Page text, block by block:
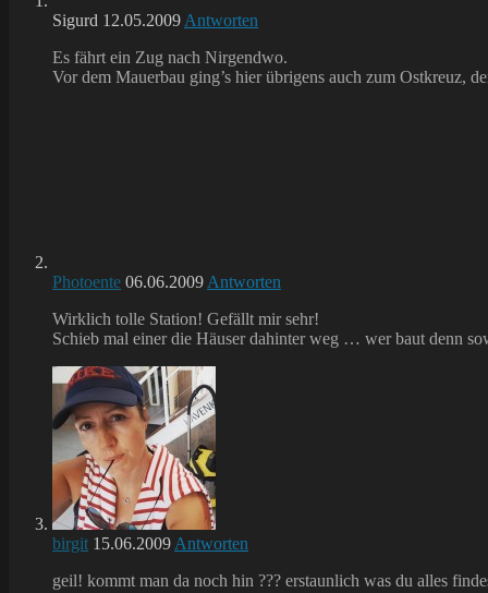
Sigurd 12.05.2009 Antworten
Es fährt ein Zug nach Nirgendwo.
Vor dem Mauerbau ging’s hier übrigens auch zum Ostkreuz,
Photoente 06.06.2009 Antworten
Wirklich tolle Station! Gefällt mir sehr!
Schieb mal einer die Häuser dahinter weg … wer baut denn
birgit 15.06.2009 Antworten
geil! kommt man da noch hin ??? erstaunlich was du alles